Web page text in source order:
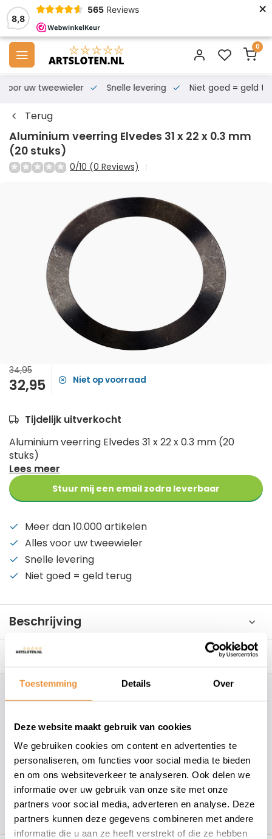
Toestemming Details Over
Deze website maakt gebruik van cookies
We gebruiken cookies om content en advertenties te
personaliseren, om functies voor social media te bieden
en om ons websiteverkeer te analyseren. Ook delen we
informatie over uw gebruik van onze site met onze
partners voor social media, adverteren en analyse. Deze
partners kunnen deze gegevens combineren met andere
informatie die u aan ze heeft verstrekt of die ze hebben
8,8
565 Reviews ×
0
voor uw tweewieler Snelle levering Niet goed = geld
Terug
Aluminium veerring Elvedes 31 x 22 x 0.3 mm
(20 stuks)
0/10 (0 Reviews)
34,95
32,95 Niet op voorraad
Tijdelijk uitverkocht
Aluminium veerring Elvedes 31 x 22 x 0.3 mm (20
stuks)
Lees meer
Stuur mij een email zodra leverbaar
Meer dan 10.000 artikelen
Alles voor uw tweewieler
Snelle levering
Niet goed = geld terug
Beschrijving
Reviews
Hoe kunnen wij je helpen?
+31 78 780 2330
info@artsloten.nl
157 klanten geven een 4.7/5 op